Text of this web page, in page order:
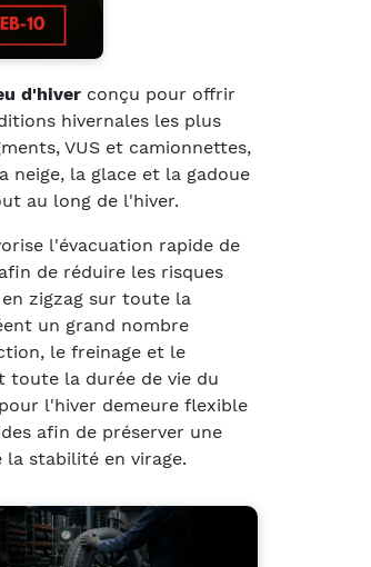
d'hiver conçu pour offrir
hivernales les plus
VUS et camionnettes,
neige, la glace et la gadoue
au long de l'hiver.
l'évacuation rapide de
de réduire les risques
zigzag sur toute la
un grand nombre
le freinage et le
toute la durée de vie du
l'hiver demeure flexible
afin de préserver une
stabilité en virage.